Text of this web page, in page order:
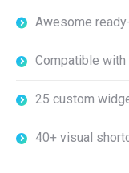
Awesome
Compatible
25 custom
40+ visual